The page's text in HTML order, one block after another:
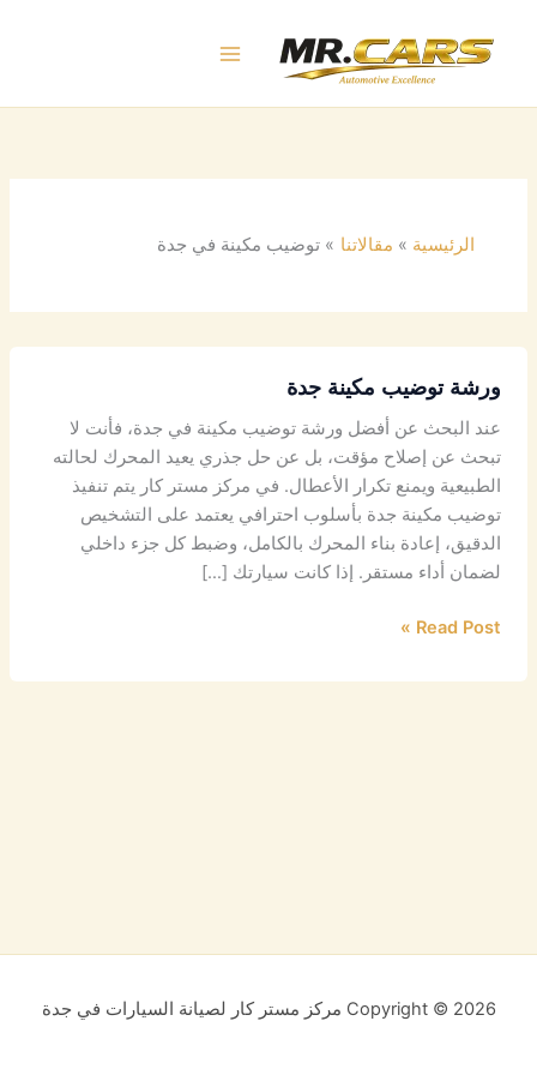
المحتوى
الرئيسية مقالاتنا توضيب مكينة في جدة
ورشة توضيب مكينة جدة
عند البحث عن أفضل ورشة توضيب مكينة في جدة، فأنت لا
تبحث عن إصلاح مؤقت، بل عن حل جذري يعيد المحرك لحالته
الطبيعية ويمنع تكرار الأعطال. في مركز مستر كار يتم تنفيذ
توضيب مكينة جدة بأسلوب احترافي يعتمد على التشخيص
الدقيق، إعادة بناء المحرك بالكامل، وضبط كل جزء داخلي
لضمان أداء مستقر. إذا كانت سيارتك […]
Read Post »
Copyright © 2026 مركز مستر كار لصيانة السيارات في جدة